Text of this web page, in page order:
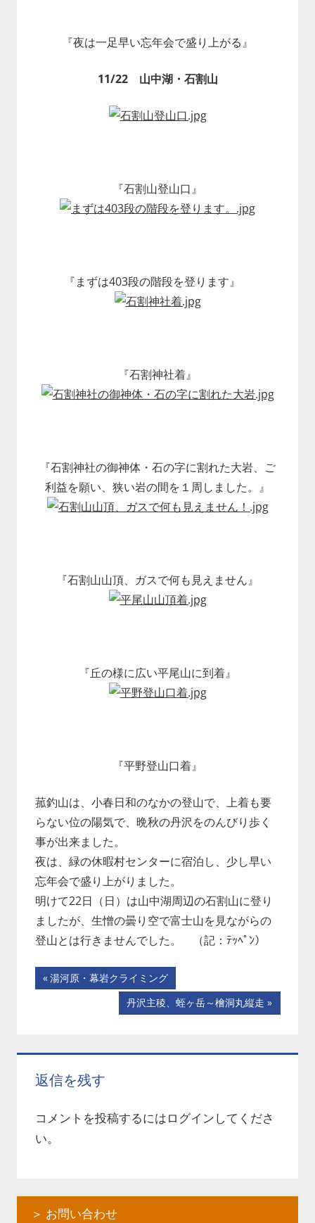
『夜は一足早い忘年会で盛り上がる』
11/22 山中湖・石割山
『石割山登山口』
『まずは403段の階段を登ります』
『石割神社着』
『石割神社の御神体・石の字に割れた大岩、ご
利益を願い、狭い岩の間を１周しました。』
『石割山山頂、ガスで何も見えません』
『丘の様に広い平尾山に到着』
『平野登山口着』
菰釣山は、小春日和のなかの登山で、上着も要
らない位の陽気で、晩秋の丹沢をのんびり歩く
事が出来ました。
夜は、緑の休暇村センターに宿泊し、少し早い
忘年会で盛り上がりました。
明けて22日（日）は山中湖周辺の石割山に登り
ましたが、生憎の曇り空で富士山を見ながらの
登山とは行きませんでした。 （記：ﾃｯﾍﾟﾝ）
投
ビ
ゲ
ー
シ
ン
前
の
湯河原・幕岩クライミング
次
の
事:
丹沢主稜、蛭ヶ岳～檜洞丸縦走
返信を残す
コメントを投稿するにはログインしてくださ
い。
＞ お問い合わせ